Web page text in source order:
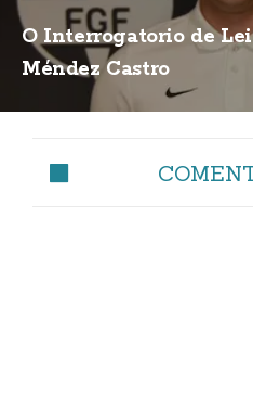
O Interrogatorio de
Méndez Castro